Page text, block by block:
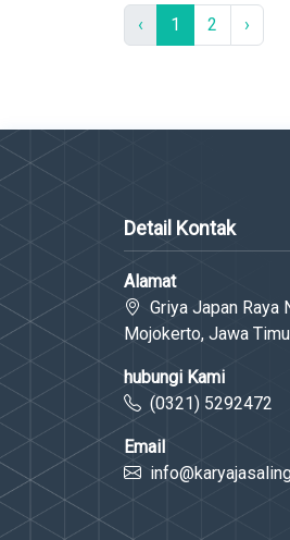
‹ 1 2 ›
Detail Kontak
Alamat
Griya Japan Raya
Mojokerto, Jawa
hubungi Kami
(0321) 5292472
Email